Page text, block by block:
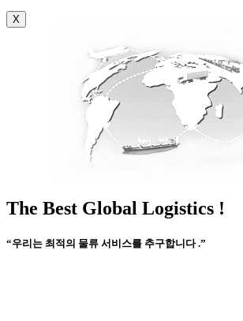
X
The Best Global Logistics !
“우리는 최적의 물류 서비스를 추구합니다 .”